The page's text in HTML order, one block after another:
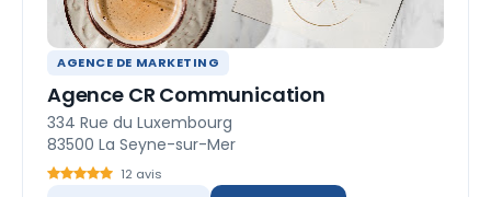
AGENCE DE MARKETING
Agence CR Communication
334 Rue du Luxembourg
83500 La Seyne-sur-Mer
12 avis